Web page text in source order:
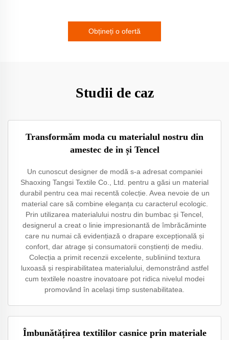
Obțineți o ofertă
Studii de caz
Transformăm moda cu materialul nostru din
amestec de in și Tencel
Un cunoscut designer de modă s-a adresat companiei
Shaoxing Tangsi Textile Co., Ltd. pentru a găsi un material
durabil pentru cea mai recentă colecție. Avea nevoie de un
material care să combine eleganța cu caracterul ecologic.
Prin utilizarea materialului nostru din bumbac și Tencel,
designerul a creat o linie impresionantă de îmbrăcăminte
care nu numai că evidențiază o drapare excepțională și
confort, dar atrage și consumatorii conștienți de mediu.
Colecția a primit recenzii excelente, subliniind textura
luxoasă și respirabilitatea materialului, demonstrând astfel
cum textilele noastre inovatoare pot ridica nivelul modei
promovând în același timp sustenabilitatea.
Îmbunătățirea textililor casnice prin materiale